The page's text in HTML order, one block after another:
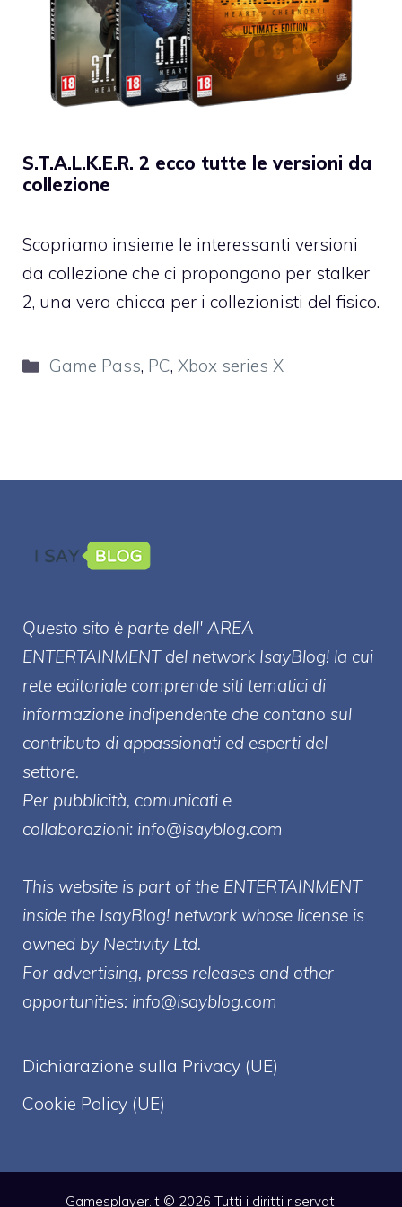
S.T.A.L.K.E.R. 2 ecco tutte le versioni da
collezione
Scopriamo insieme le interessanti versioni
da collezione che ci propongono per stalker
2, una vera chicca per i collezionisti del fisico.
Categorie
Game Pass, PC,Xbox series X
Questo sito è parte dell' AREA
ENTERTAINMENT del network IsayBlog! la cui
rete editoriale comprende siti tematici di
informazione indipendente che contano sul
contributo di appassionati ed esperti del
settore.
Per pubblicità, comunicati e
collaborazioni: info@isayblog.com
This website is part of the ENTERTAINMENT
inside the IsayBlog! network whose license is
owned by Nectivity Ltd.
For advertising, press releases and other
opportunities: info@isayblog.com
Dichiarazione sulla Privacy (UE)
Cookie Policy (UE)
Gamesplayer.it © 2026 Tutti i diritti riservati